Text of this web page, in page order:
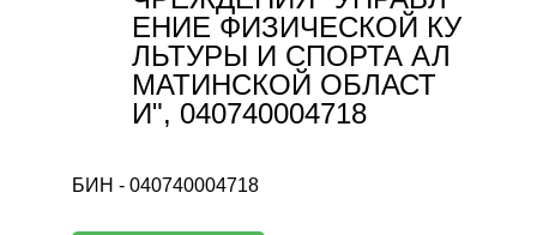
ЕНИЕ ФИЗИЧЕСКОЙ КУ
ЛЬТУРЫ И СПОРТА АЛ
МАТИНСКОЙ ОБЛАСТ
И", 040740004718
БИН - 040740004718